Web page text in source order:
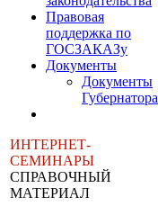
Правовая
поддержка по
ГОСЗАКАЗу
Документы
Документы
Губернатора
ИНТЕРНЕТ-
СЕМИНАРЫ
СПРАВОЧНЫЙ
МАТЕРИАЛ